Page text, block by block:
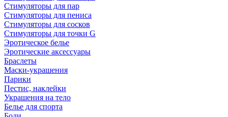
Стимуляторы для пар
Стимуляторы для пениса
Стимуляторы для сосков
Стимуляторы для точки G
Эротическое белье
Эротические аксессуары
Браслеты
Маски-украшения
Парики
Пестис, наклейки
Украшения на тело
Белье для спорта